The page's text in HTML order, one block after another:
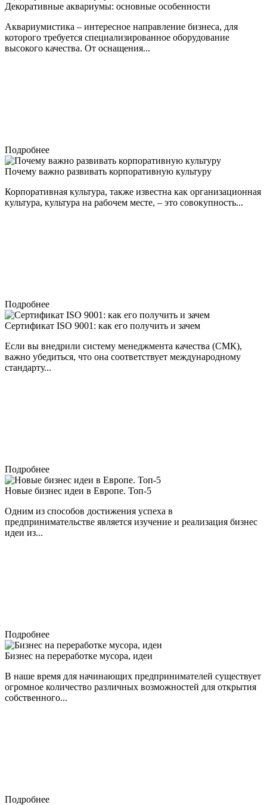
Декоративные аквариумы: основные особенности
Аквариумистика – интересное направление бизнеса, для
которого требуется специализированное оборудование
высокого качества. От оснащения...
Подробнее
Почему важно развивать корпоративную культуру
Корпоративная культура, также известна как организационная
культура, культура на рабочем месте, – это совокупность...
Подробнее
Сертификат ISO 9001: как его получить и зачем
Если вы внедрили систему менеджмента качества (СМК),
важно убедиться, что она соответствует международному
стандарту...
Подробнее
Новые бизнес идеи в Европе. Топ-5
Одним из способов достижения успеха в
предпринимательстве является изучение и реализация бизнес
идеи из...
Подробнее
Бизнес на переработке мусора, идеи
В наше время для начинающих предпринимателей существует
огромное количество различных возможностей для открытия
собственного...
Подробнее